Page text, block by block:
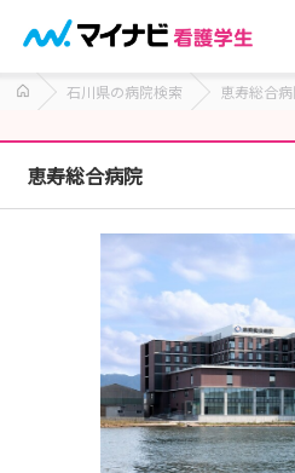
石川県の病院検索 恵寿総合
恵寿総合病院